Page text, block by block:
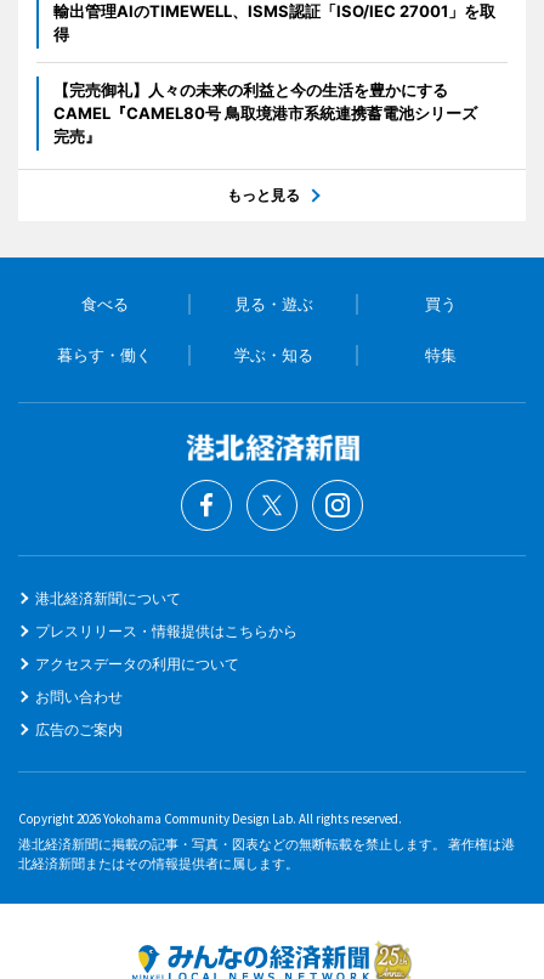
輸出管理AIのTIMEWELL、ISMS認証「ISO/IEC 27001」を取
得
【完売御礼】人々の未来の利益と今の生活を豊かにする
CAMEL『CAMEL80号 鳥取境港市系統連携蓄電池シリーズ
完売』
もっと見る
食べる 見る・遊ぶ 買う
暮らす・働く 学ぶ・知る 特集
港北経済新聞について
プレスリリース・情報提供はこちらから
アクセスデータの利用について
お問い合わせ
広告のご案内
Copyright 2026 Yokohama Community Design Lab. All rights reserved.
港北経済新聞に掲載の記事・写真・図表などの無断転載を禁止します。 著作権は港
北経済新聞またはその情報提供者に属します。